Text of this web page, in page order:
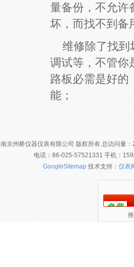
量备份，不允许
坏，而找不到备
维修除了找到
调试等，不管你
路板必需是好的
能；
南京州桥仪器仪表有限公司 版权所有 总访问量：
电话：86-025-57521331 手机：
GoogleSitemap 技术支持： 仪表